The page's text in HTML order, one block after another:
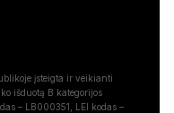
įsteigta ir veikianti
išduotą B kategorijos
– LB000351, LEI kodas –